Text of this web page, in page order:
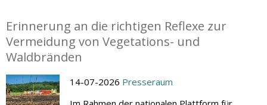
Erinnerung an die richtigen Reflexe zur
Vermeidung von Vegetations- und
Waldbränden
14-07-2026 Presseraum